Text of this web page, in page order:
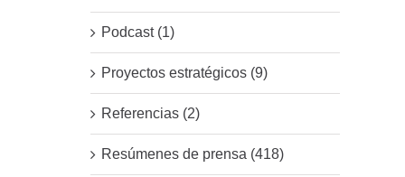
Podcast (1)
Proyectos estratégicos (9)
Referencias (2)
Resúmenes de prensa (418)